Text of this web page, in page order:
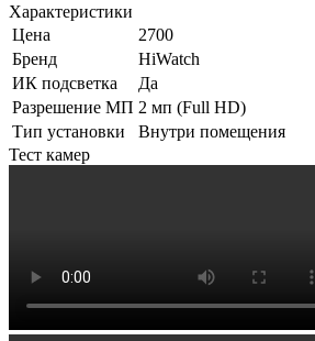
Характеристики
Цена
2700
Бренд
HiWatch
ИК подсветка
Да
Разрешение МП 2 мп (Full HD)
Тип установки
Внутри помещения
Тест камер